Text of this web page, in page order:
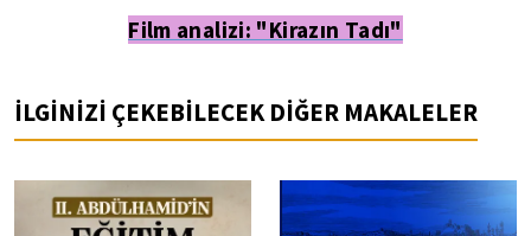
Film analizi: "Kirazın Tadı"
İLGİNİZİ ÇEKEBİLECEK DİĞER MAKALELER